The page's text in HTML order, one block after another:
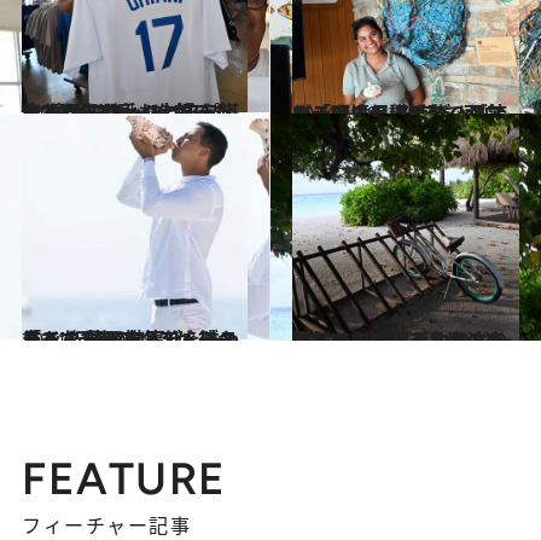
2024.7.13
大谷翔平選手も大好きなハンバーガー ショップで“裏メニュー”を頼みたい！ カリフォルニアを堪能する6スポット
旅＆お出かけ 2024.6.29
キーワードは“アート”。パティーナ モルディブ流の「環境保護活動」がアーティスティックで面白い！
旅＆お出かけ
2024.6.15
「あなたのアリス・ミーハです」 王族気分を味わえる“伝説の執事”が 待つ島へ！ 夢のモルディブステイ
旅＆お出かけ 2024.6.1
誰もいない無人島に泊まってみたい！ 手つかずの自然を堪能できる南の楽園 モルディブ「コモ マーリフシ」
旅＆お出かけ
FEATURE
フィーチャー記事